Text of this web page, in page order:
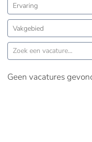
Ervaring
Vakgebied
Geen vacatures